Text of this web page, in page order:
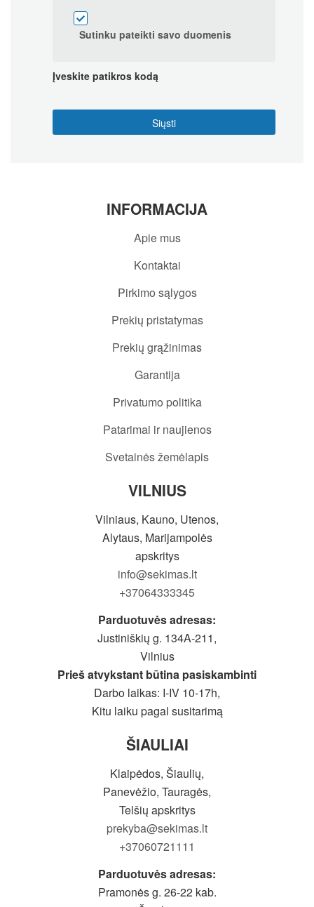
Sutinku pateikti savo duomenis
Įveskite patikros kodą
INFORMACIJA
Apie mus
Kontaktai
Pirkimo sąlygos
Prekių pristatymas
Prekių grąžinimas
Garantija
Privatumo politika
Patarimai ir naujienos
Svetainės žemėlapis
VILNIUS
Vilniaus, Kauno, Utenos,
Alytaus, Marijampolės
apskritys
info@sekimas.lt
+37064333345
Parduotuvės adresas:
Justiniškių g. 134A-211,
Vilnius
Prieš atvykstant būtina pasiskambinti
Darbo laikas: I-IV 10-17h,
Kitu laiku pagal susitarimą
ŠIAULIAI
Klaipėdos, Šiaulių,
Panevėžio, Tauragės,
Telšių apskritys
prekyba@sekimas.lt
+37060721111
Parduotuvės adresas:
Pramonės g. 26-22 kab.